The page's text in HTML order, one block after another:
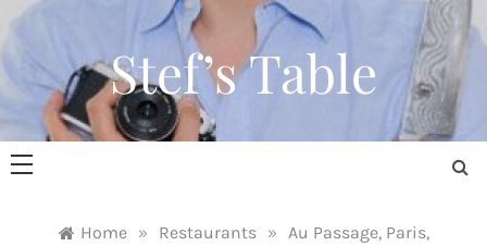
Skip
content
Stef’s Table
Home » Restaurants » Au Passage, Paris,